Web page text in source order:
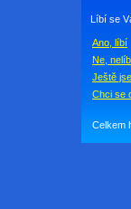
Líbí se
Ano, líbí
Ne,
Ještě
Chci se
Celkem